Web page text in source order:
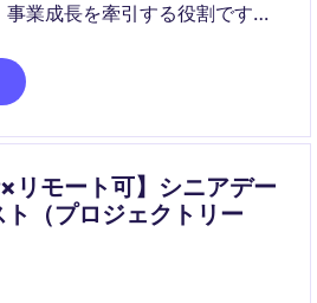
業成長を牽引する役割です。
上位レイヤーのデータサイエン
リモート可】シニアデー
（プロジェクトリー